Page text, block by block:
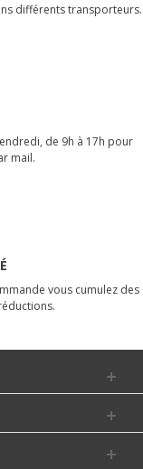
différents transporteurs.
de 9h à 17h pour
mail.
vous cumulez des